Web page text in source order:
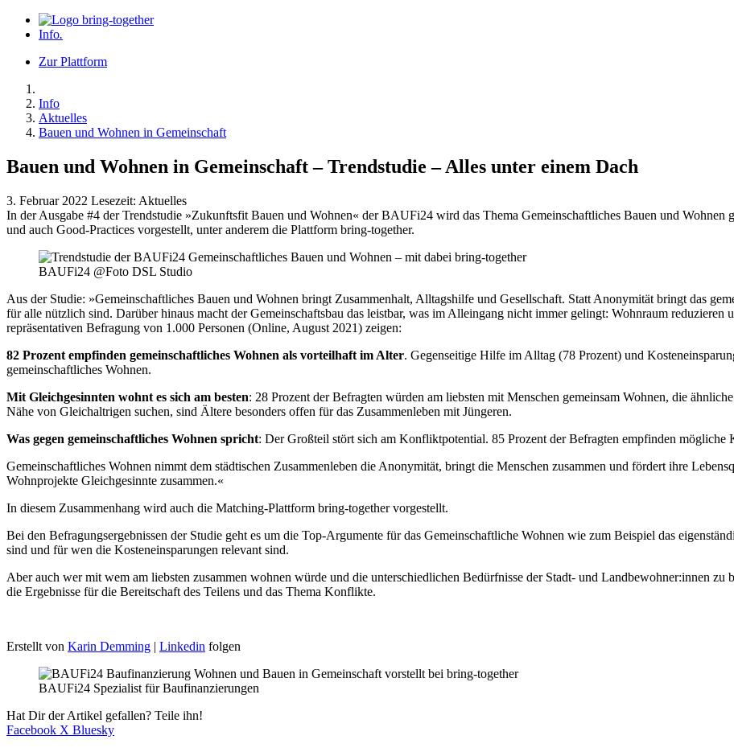
Info.
Zur Plattform
Info
Aktuelles
Bauen und Wohnen in Gemeinschaft
Bauen und Wohnen in Gemeinschaft – Trendstudie – Alles unter einem Dach
3. Februar 2022 Lesezeit: Aktuelles
In der Ausgabe #4 der Trendstudie »Zukunftsfit Bauen und Wohnen« der BAUFi24 wird das Thema Gemeinschaftliches Bauen und Wohnen
und auch Good-Practices vorgestellt, unter anderem die Plattform bring-together.
BAUFi24 @Foto DSL Studio
Aus der Studie: »Gemeinschaftliches Bauen und Wohnen bringt Zusammenhalt, Alltagshilfe und Gesellschaft. Statt Anonymität bringt das
für alle nützlich sind. Darüber hinaus macht der Gemeinschaftsbau das leistbar, was im Alleingang nicht immer gelingt: Wohnraum reduzieren
repräsentativen Befragung von 1.000 Personen (Online, August 2021) zeigen:
82 Prozent empfinden gemeinschaftliches Wohnen als vorteilhaft im Alter. Gegenseitige Hilfe im Alltag (78 Prozent) und
gemeinschaftliches Wohnen.
Mit Gleichgesinnten wohnt es sich am besten: 28 Prozent der Befragten würden am liebsten mit Menschen gemeinsam Wohnen, die
Nähe von Gleichaltrigen suchen, sind Ältere besonders offen für das Zusammenleben mit Jüngeren.
Was gegen gemeinschaftliches Wohnen spricht: Der Großteil stört sich am Konfliktpotential. 85 Prozent der Befragten empfinden mögliche
Gemeinschaftliches Wohnen nimmt dem städtischen Zusammenleben die Anonymität, bringt die Menschen zusammen und fördert ihre
Wohnprojekte Gleichgesinnte zusammen.«
In diesem Zusammenhang wird auch die Matching-Plattform bring-together vorgestellt.
Bei den Befragungsergebnissen der Studie geht es um die Top-Argumente für das Gemeinschaftliche Wohnen wie zum Beispiel das
sind und für wen die Kosteneinsparungen relevant sind.
Aber auch wer mit wem am liebsten zusammen wohnen würde und die unterschiedlichen Bedürfnisse der Stadt- und Landbewohner:innen zu
die Ergebnisse für die Bereitschaft des Teilens und das Thema Konflikte.
Erstellt von Karin Demming | Linkedin folgen
BAUFi24 Spezialist für Baufinanzierungen
Hat Dir der Artikel gefallen? Teile ihn!
Facebook X Bluesky